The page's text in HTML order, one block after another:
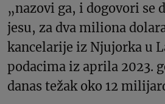
„nazovi ga, i dogovori se
jesu, za dva miliona
kancelarije iz Njujorka u
podacima iz aprila 2023.
danas težak oko 12